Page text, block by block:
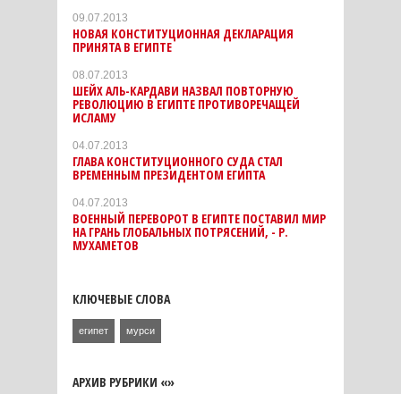
09.07.2013
НОВАЯ КОНСТИТУЦИОННАЯ ДЕКЛАРАЦИЯ
ПРИНЯТА В ЕГИПТЕ
08.07.2013
ШЕЙХ АЛЬ-КАРДАВИ НАЗВАЛ ПОВТОРНУЮ
РЕВОЛЮЦИЮ В ЕГИПТЕ ПРОТИВОРЕЧАЩЕЙ
ИСЛАМУ
04.07.2013
ГЛАВА КОНСТИТУЦИОННОГО СУДА СТАЛ
ВРЕМЕННЫМ ПРЕЗИДЕНТОМ ЕГИПТА
04.07.2013
ВОЕННЫЙ ПЕРЕВОРОТ В ЕГИПТЕ ПОСТАВИЛ МИР
НА ГРАНЬ ГЛОБАЛЬНЫХ ПОТРЯСЕНИЙ, - Р.
МУХАМЕТОВ
КЛЮЧЕВЫЕ СЛОВА
египет мурси
АРХИВ РУБРИКИ «»